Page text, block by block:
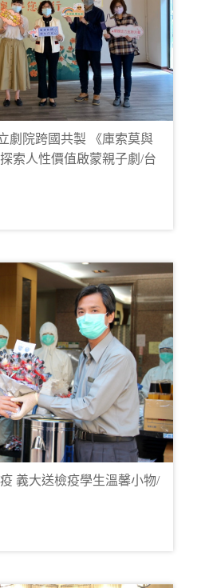
劇院跨國共製 《庫索莫與
索人性價值啟蒙親子劇/台
義大送檢疫學生溫馨小物/